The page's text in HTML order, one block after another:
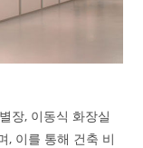
장, 이동식 화장실
, 이를 통해 건축 비